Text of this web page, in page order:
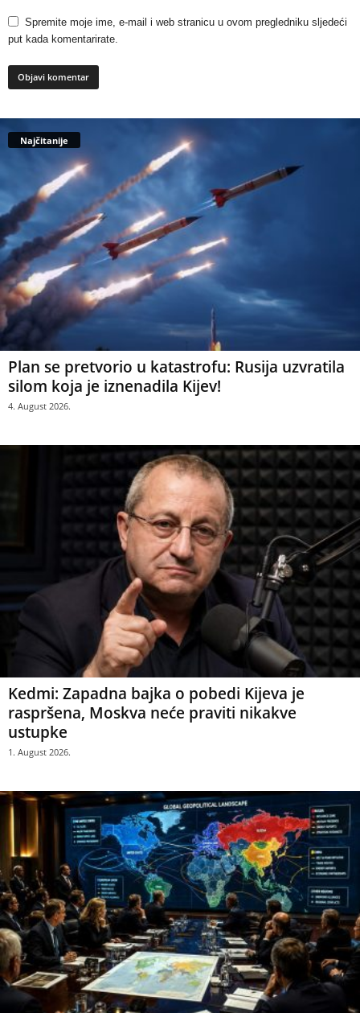
Spremite moje ime, e-mail i web stranicu u ovom pregledniku sljedeći
put kada komentarirate.
Najčitanije
Plan se pretvorio u katastrofu: Rusija uzvratila
silom koja je iznenadila Kijev!
4. August 2026.
Kedmi: Zapadna bajka o pobedi Kijeva je
raspršena, Moskva neće praviti nikakve
ustupke
1. August 2026.